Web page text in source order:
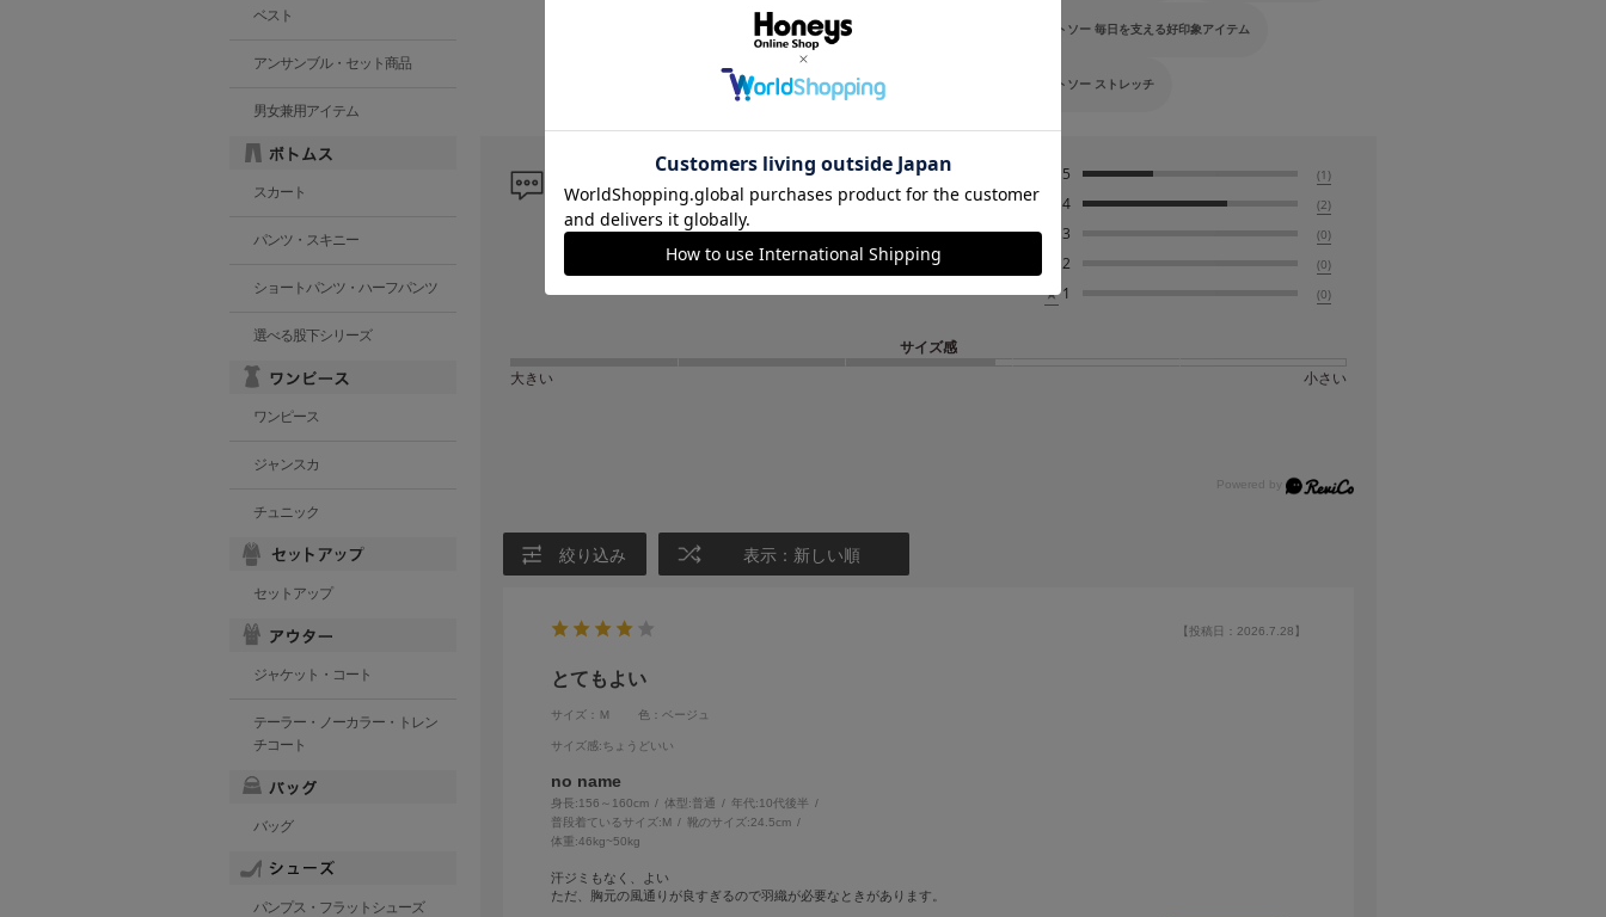
カットソー 毎日を支える好印象アイテム
カットソー ストレッチ
レビュー 4.3
レビュー件数：3件
5 (1)
4 (2)
3 (0)
2 (0)
★ 1 (0)
サイズ感
大きい
小さい
絞り込み 表示：新しい順
【投稿日：2026.7.28】
とてもよい
サイズ：Ｍ 色：ベージュ
サイズ感:ちょうどいい
no name
身長:156～160cm 体型: 普通 年代:10代後半
普段着ているサイズ:M 靴のサイズ:24.5cm
体重:46kg~50kg
汗ジミもなく、よい
ただ、胸元の風通りが良すぎるので羽織が必要なときがあります。
ベスト
アンサンブル・セット商品
男女兼用アイテム
スカート
パンツ・スキニー
ショートパンツ・ハーフパンツ
選べる股下シリーズ
ワンピース
ジャンスカ
チュニック
セットアップ
ジャケット・コート
テーラー・ノーカラー・トレン
チコート
バッグ
パンプス・フラットシューズ